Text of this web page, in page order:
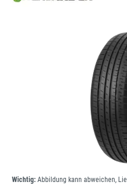
Bildergalerie überspringen
Wichtig: Abbildung kann abweichen,